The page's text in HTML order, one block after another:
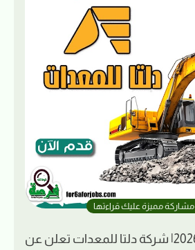
مشاركة مميزة عليك قراءتها
وظائف السودان 2026| شركة دلتا للمعدات تعلن عن